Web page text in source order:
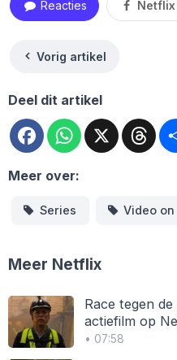
Reacties
Vorig artikel
Deel dit artikel
FacebookWhatsApp
X
Meer over:
Series Video on
Meer Netflix
Race tegen
actiefilm op
• 07:58